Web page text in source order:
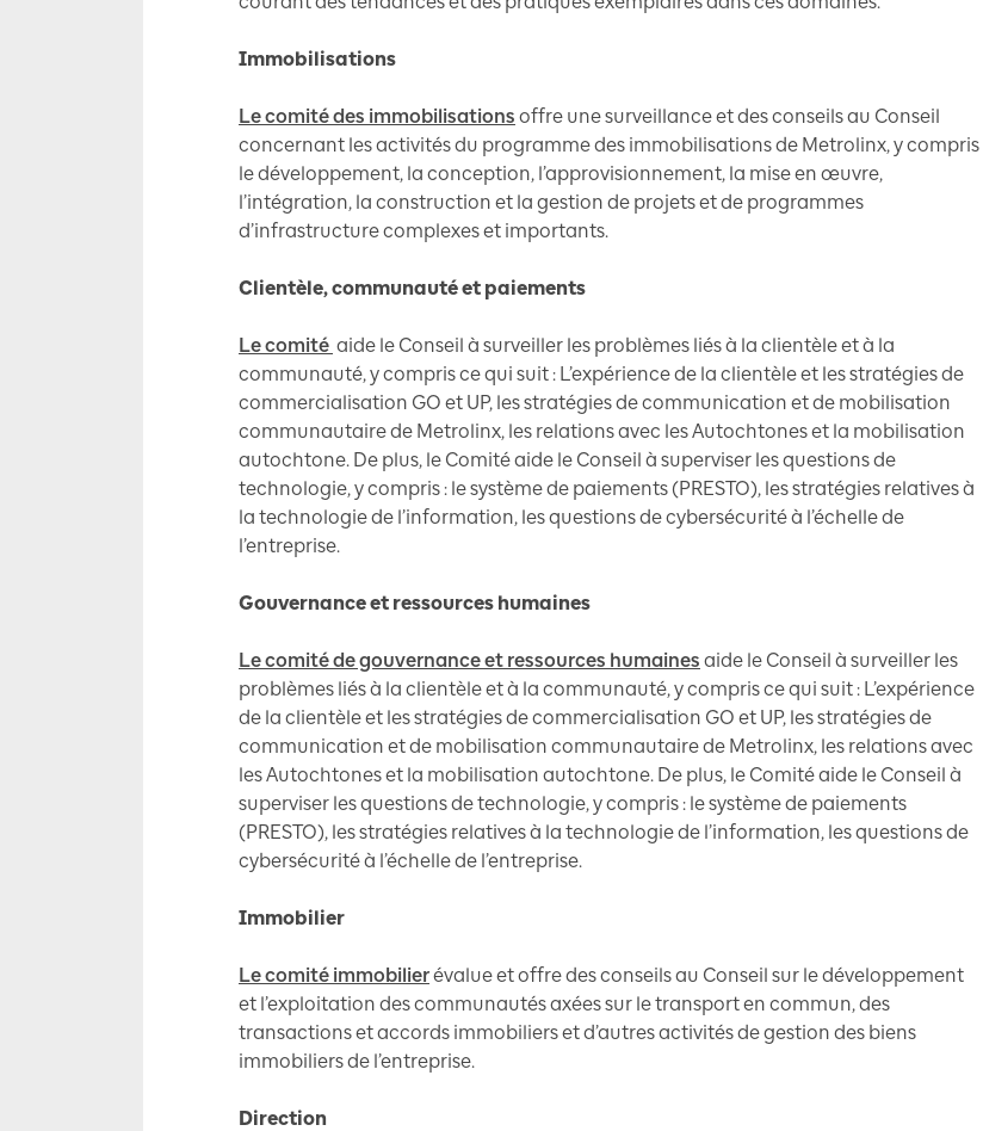
Immobilisations
Le comité des immobilisations offre une surveillance et des conseils au Conseil
concernant les activités du programme des immobilisations de Metrolinx, y compris
le développement, la conception, l’approvisionnement, la mise en œuvre,
l’intégration, la construction et la gestion de projets et de programmes
d’infrastructure complexes et importants.
Clientèle, communauté et paiements
Le comité aide le Conseil à surveiller les problèmes liés à la clientèle et à la
communauté, y compris ce qui suit : L’expérience de la clientèle et les stratégies de
commercialisation GO et UP, les stratégies de communication et de mobilisation
communautaire de Metrolinx, les relations avec les Autochtones et la mobilisation
autochtone. De plus, le Comité aide le Conseil à superviser les questions de
technologie, y compris : le système de paiements (PRESTO), les stratégies relatives à
la technologie de l’information, les questions de cybersécurité à l’échelle de
l’entreprise.
Gouvernance et ressources humaines
Le comité de gouvernance et ressources humaines aide le Conseil à surveiller les
problèmes liés à la clientèle et à la communauté, y compris ce qui suit : L’expérience
de la clientèle et les stratégies de commercialisation GO et UP, les stratégies de
communication et de mobilisation communautaire de Metrolinx, les relations avec
les Autochtones et la mobilisation autochtone. De plus, le Comité aide le Conseil à
superviser les questions de technologie, y compris : le système de paiements
(PRESTO), les stratégies relatives à la technologie de l’information, les questions de
cybersécurité à l’échelle de l’entreprise.
Immobilier
Le comité immobilierévalue et offre des conseils au Conseil sur le développement
et l’exploitation des communautés axées sur le transport en commun, des
transactions et accords immobiliers et d’autres activités de gestion des biens
immobiliers de l’entreprise.
Direction